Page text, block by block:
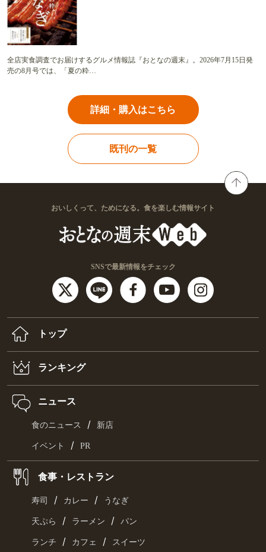
全店実食調査でお届けするグルメ情報誌『おとなの週末』。2026年7月15日発
売の8月号では、「夏の粋…
詳細・購入はこちら
既刊の一覧
おいしくって、ためになる。食を楽しむ情報サイト
SNSで最新情報をチェック
トップ
ランキング
ニュース
食のニュース / 新店
イベント / PR
食事・レストラン
寿司 / カレー / うなぎ
天ぷら / ラーメン / パン
ランチ / カフェ / スイーツ